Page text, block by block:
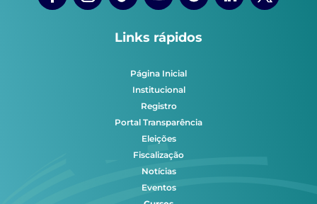
Links rápidos
Página Inicial
Institucional
Registro
Portal Transparência
Eleições
Fiscalização
Notícias
Eventos